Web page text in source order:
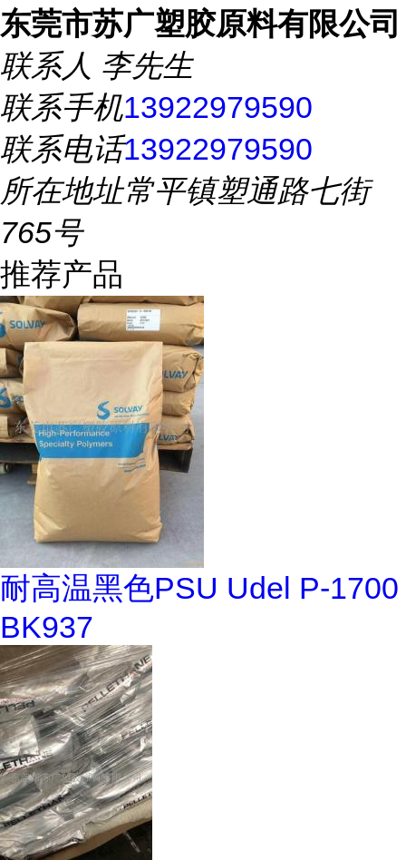
东莞市苏广塑胶原料有限公司
联系人 李先生
联系手机13922979590
联系电话13922979590
所在地址常平镇塑通路七街
765号
推荐产品
耐高温黑色PSU Udel P-1700
BK937